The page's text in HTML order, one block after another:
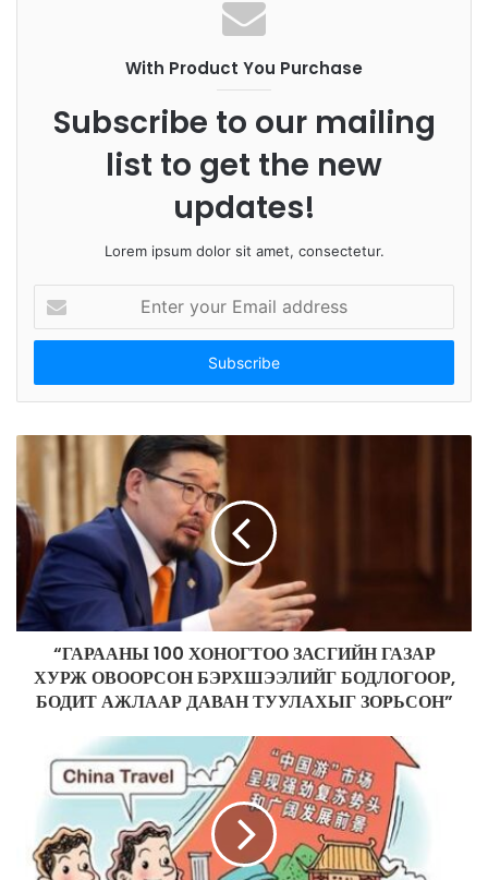
s
i
t
e
With Product You Purchase
Subscribe to our mailing
list to get the new
updates!
Lorem ipsum dolor sit amet, consectetur.
t
r
o
m
a
i
a
r
e
“ГАРААНЫ 100 ХОНОГТОО ЗАСГИЙН ГАЗАР
ХУРЖ ОВООРСОН БЭРХШЭЭЛИЙГ БОДЛОГООР,
БОДИТ АЖЛААР ДАВАН ТУУЛАХЫГ ЗОРЬСОН”